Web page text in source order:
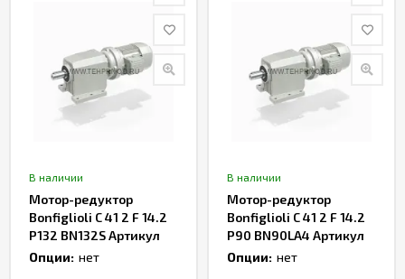
В наличии
Мотор-редуктор
Bonfiglioli C 41 2 F 14.2
P132 BN132S Артикул
TH168732
Опции: нет
В наличии
Мотор-редуктор
Bonfiglioli C 41 2 F 14.2
P90 BN90LA4 Артикул
TH162954
Опции: нет